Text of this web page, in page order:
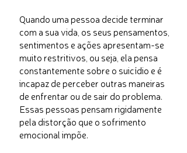
Quando uma pessoa decide terminar
com a sua vida, os seus pensamentos,
sentimentos e ações apresentam-se
muito restritivos, ou seja, ela pensa
constantemente sobre o suicídio e é
incapaz de perceber outras maneiras
de enfrentar ou de sair do problema.
Essas pessoas pensam rigidamente
pela distorção que o sofrimento
emocional impõe.